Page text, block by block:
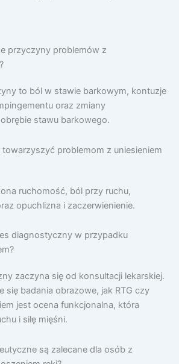
przyczyny problemów z
to ból w stawie barkowym, kontuzje
oraz zmiany
stawu barkowego.
problemom z uniesieniem
ruchomość, ból przy ruchu,
opuchlizna i zaczerwienienie.
diagnostyczny w przypadku
zaczyna się od konsultacji lekarskiej.
się badania obrazowe, jak RTG czy
jest ocena funkcjonalna, która
i siłę mięśni.
są zalecane dla osób z